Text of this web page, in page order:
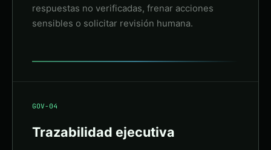
respuestas no verificadas, frenar acciones
sensibles o solicitar revisión humana.
GOV-04
Trazabilidad ejecutiva